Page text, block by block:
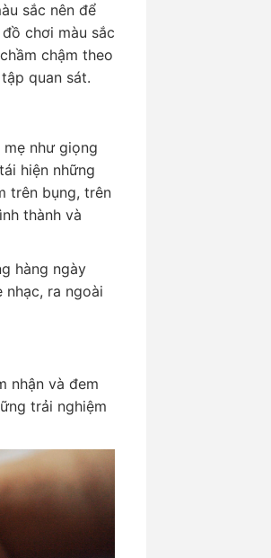
sắc nên để
chơi màu sắc
chậm theo
quan sát.
như giọng
hiện những
trên bụng, trên
thành và
hàng ngày
ra ngoài
nhận và đem
trải nghiệm